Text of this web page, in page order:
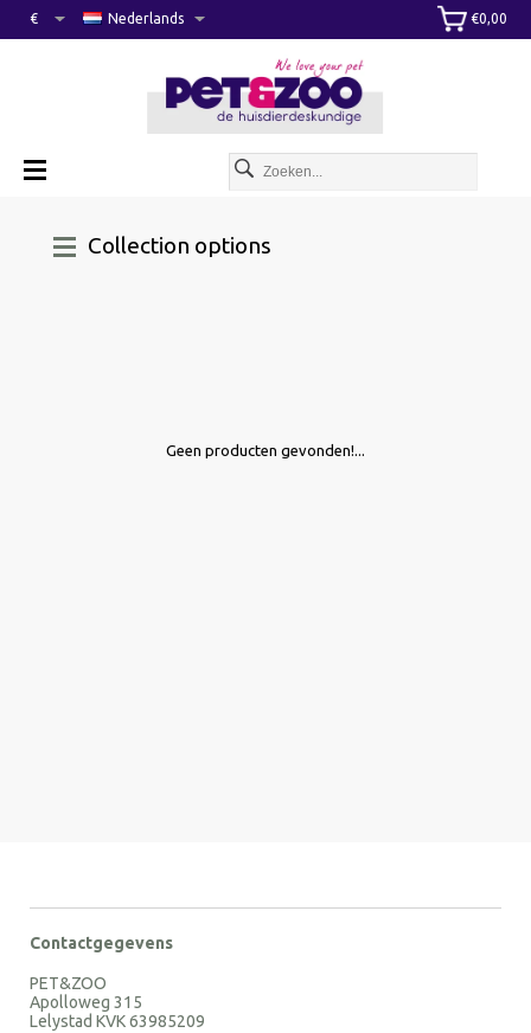
€0,00
Nederlands
€
Collection options
Geen producten gevonden!...
Contactgegevens
PET&ZOO
Apolloweg 315
Lelystad KVK 63985209